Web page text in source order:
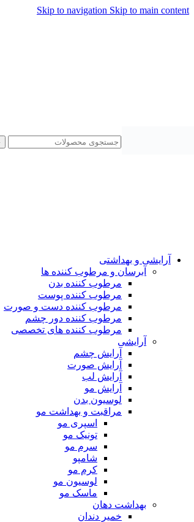
Skip to navigation Skip to main content
آرایشی و بهداشتی
آبرسان و مرطوب کننده ها
مرطوب کننده بدن
مرطوب کننده پوست
مرطوب کننده دست و صورت
مرطوب کننده دور چشم
مرطوب کننده های تخصصی
آرایشی
آرایش چشم
آرایش صورت
آرایش لب
آرایش مو
لوسیون بدن
مراقبت و بهداشت مو
اسپری مو
تونیک مو
سرم مو
شامپو
کرم مو
لوسیون مو
ماسک مو
بهداشت دهان
خمیر دندان